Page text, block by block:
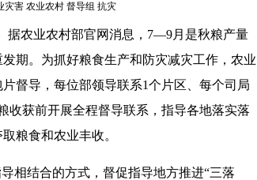
灾害 农业农村 督导组 抗灾
据农业农村部官网消息，7—9月是秋粮产量
期。为抓好粮食生产和防灾减灾工作，农业
督导，每位部领导联系1个片区、每个司局
收获前开展全程督导联系，指导各地落实落
粮食和农业丰收。
相结合的方式，督促指导地方推进“三落